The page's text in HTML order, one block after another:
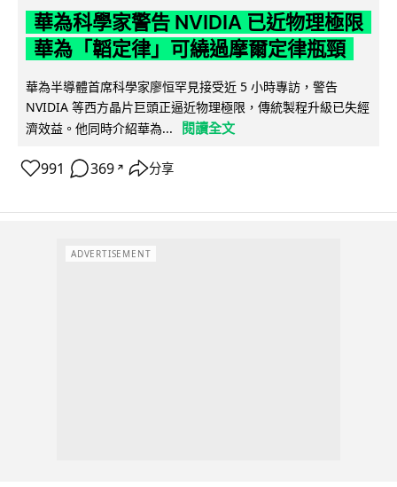
華為科學家警告 NVIDIA 已近物理極限
華為「韜定律」可繞過摩爾定律瓶頸
華為半導體首席科學家廖恒罕見接受近 5 小時專訪，警告
NVIDIA 等西方晶片巨頭正逼近物理極限，傳統製程升級已失經
濟效益。他同時介紹華為...
閱讀全文
991 369 ↗ 分享
ADVERTISEMENT